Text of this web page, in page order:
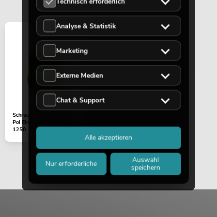
No. 11036952
Bestand reicht ca. 12 Wo.
199,00€
Schraubsteckklemme 4-
Pol Ein-/Ausgang MCS-
1250
Analyse & Statistik
Marketing
Externe Medien
Chat & Support
Nur erforderliche
Auswahl
speichern
Alle akzeptieren